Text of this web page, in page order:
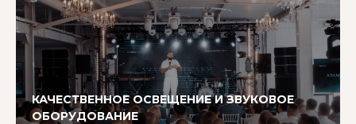
КАЧЕСТВЕННОЕ ОСВЕЩЕНИЕ И ЗВУКОВОЕ
ОБОРУДОВАНИЕ